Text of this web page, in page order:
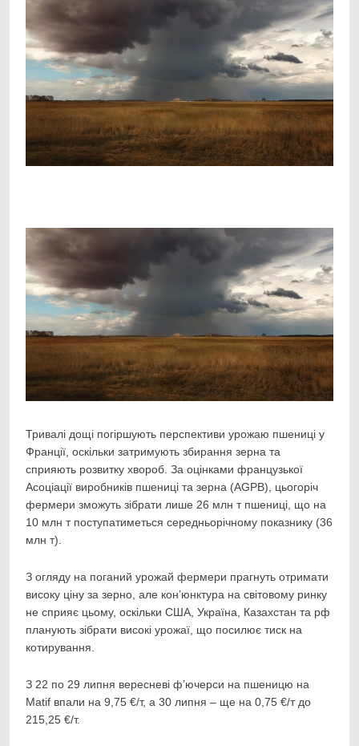
Link
Тривалі дощі погіршують перспективи урожаю пшениці у
Франції, оскільки затримують збирання зерна та
сприяють розвитку хвороб. За оцінками французької
Асоціації виробників пшениці та зерна (AGPB), цьогоріч
фермери зможуть зібрати лише 26 млн т пшениці, що на
10 млн т поступатиметься середньорічному показнику (36
млн т).
З огляду на поганий урожай фермери прагнуть отримати
високу ціну за зерно, але кон’юнктура на світовому ринку
не сприяє цьому, оскільки США, Україна, Казахстан та рф
планують зібрати високі урожаї, що посилює тиск на
котирування.
З 22 по 29 липня вересневі ф’ючерси на пшеницю на
Matif впали на 9,75 €/т, а 30 липня – ще на 0,75 €/т до
215,25 €/т.